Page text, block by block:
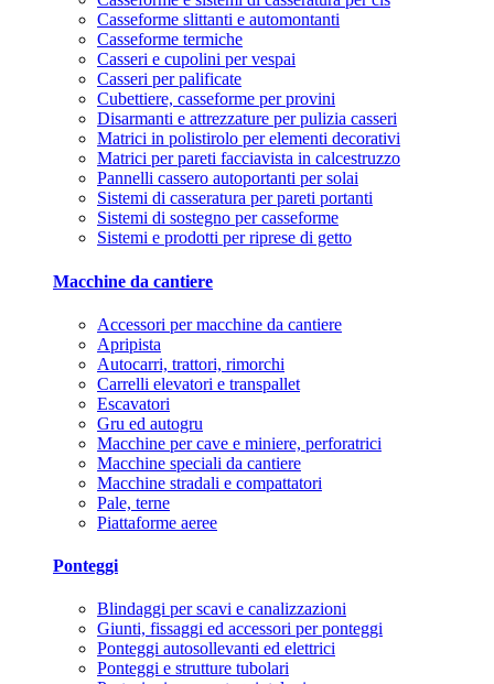
Casseforme slittanti e automontanti
Casseforme termiche
Casseri e cupolini per vespai
Casseri per palificate
Cubettiere, casseforme per provini
Disarmanti e attrezzature per pulizia casseri
Matrici in polistirolo per elementi decorativi
Matrici per pareti facciavista in calcestruzzo
Pannelli cassero autoportanti per solai
Sistemi di casseratura per pareti portanti
Sistemi di sostegno per casseforme
Sistemi e prodotti per riprese di getto
Macchine da cantiere
Accessori per macchine da cantiere
Apripista
Autocarri, trattori, rimorchi
Carrelli elevatori e transpallet
Escavatori
Gru ed autogru
Macchine per cave e miniere, perforatrici
Macchine speciali da cantiere
Macchine stradali e compattatori
Pale, terne
Piattaforme aeree
Ponteggi
Blindaggi per scavi e canalizzazioni
Giunti, fissaggi ed accessori per ponteggi
Ponteggi autosollevanti ed elettrici
Ponteggi e strutture tubolari